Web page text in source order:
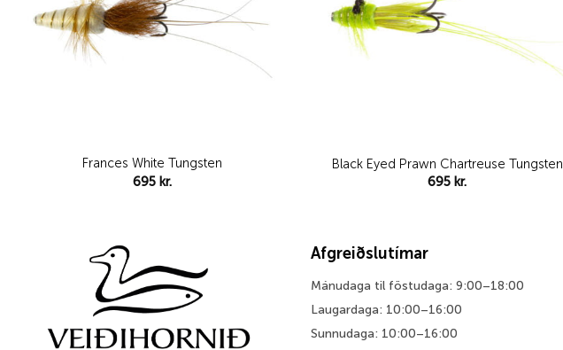
Frances White Tungsten
695 kr.
Black Eyed Prawn Chartreuse Tungsten
695kr.
Afgreiðslutímar
Mánudaga til föstudaga: 9:00–18:00
Laugardaga: 10:00–16:00
Sunnudaga: 10:00–16:00